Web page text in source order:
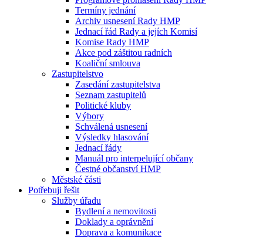
Termíny jednání
Archiv usnesení Rady HMP
Jednací řád Rady a jejích Komisí
Komise Rady HMP
Akce pod záštitou radních
Koaliční smlouva
Zastupitelstvo
Zasedání zastupitelstva
Seznam zastupitelů
Politické kluby
Výbory
Schválená usnesení
Výsledky hlasování
Jednací řády
Manuál pro interpelující občany
Čestné občanství HMP
Městské části
Potřebuji řešit
Služby úřadu
Bydlení a nemovitosti
Doklady a oprávnění
Doprava a komunikace